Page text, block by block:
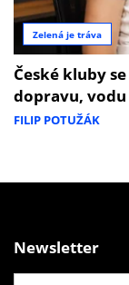
Zelená je tráva
České kluby
dopravu,
FILIP POTUŽÁK
Newsletter